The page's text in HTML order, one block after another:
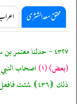
محقق سعد الشثری
٤٣٢٧ - حدثنا معتمر بن سليمان عن ابي معن عن ابي العالية قال: كان
(بعض)(١) اصحاب
ذلك ⦗٤٣٦⦘ شئت فافعل